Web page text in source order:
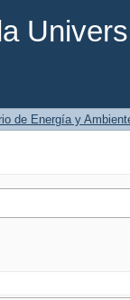
de Energía y